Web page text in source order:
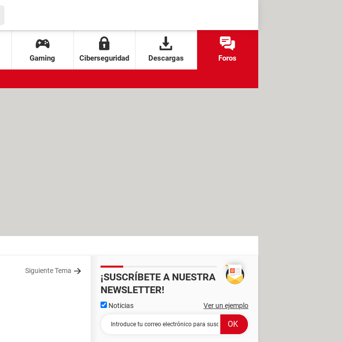
Gaming Ciberseguridad Descargas Foros
Siguiente Tema
¡SUSCRÍBETE A NUESTRA
NEWSLETTER!
Noticias Ver un ejemplo